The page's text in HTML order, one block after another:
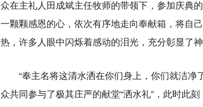
众在主礼人田成斌主任牧师的带领下，参加庆典
一颗颗感恩的心，依次有序地走向奉献箱，将自
热，许多人眼中闪烁着感动的泪光，充分彰显了
“奉主名将这清水洒在你们身上，你们就洁净
众共同参与了极其庄严的献堂“洒水礼”，此时此